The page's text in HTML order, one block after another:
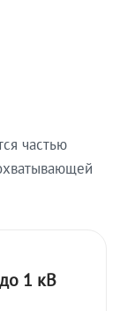
частью
1 кВ